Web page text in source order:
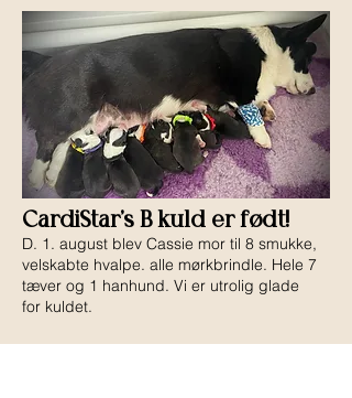
CardiStar's B kuld er født!
D. 1. august blev Cassie mor til 8 smukke,
velskabte hvalpe. alle mørkbrindle. Hele 7
tæver og 1 hanhund. Vi er utrolig glade
for kuldet.